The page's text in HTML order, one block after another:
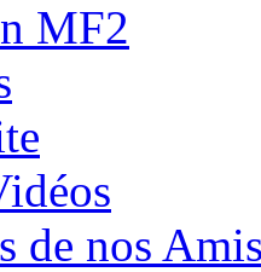
MF2
de nos